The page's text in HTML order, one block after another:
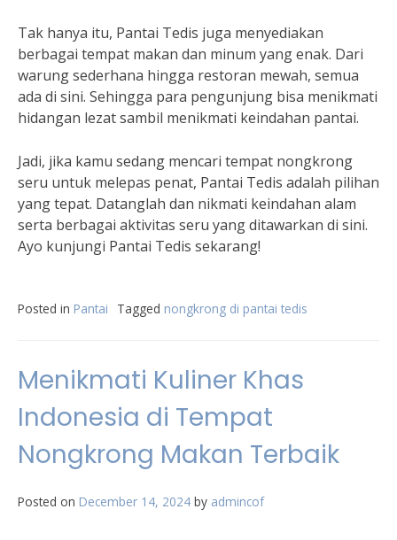
Tak hanya itu, Pantai Tedis juga menyediakan
berbagai tempat makan dan minum yang enak. Dari
warung sederhana hingga restoran mewah, semua
ada di sini. Sehingga para pengunjung bisa menikmati
hidangan lezat sambil menikmati keindahan pantai.
Jadi, jika kamu sedang mencari tempat nongkrong
seru untuk melepas penat, Pantai Tedis adalah pilihan
yang tepat. Datanglah dan nikmati keindahan alam
serta berbagai aktivitas seru yang ditawarkan di sini.
Ayo kunjungi Pantai Tedis sekarang!
Posted in Pantai Tagged nongkrong di pantai tedis
Menikmati Kuliner Khas
Indonesia di Tempat
Nongkrong Makan Terbaik
Posted on December 14, 2024 by admincof